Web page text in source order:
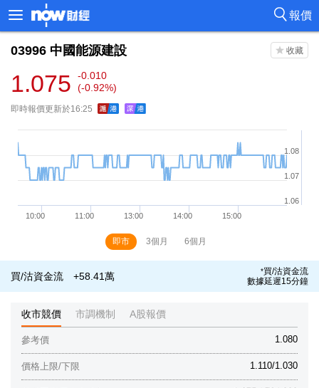
報價
03996 中國能源建設
1.075
-0.010
(-0.92%)
即時報價更新於16:25
即市 3個月 6個月
買/沽資金流 +58.41萬 *買/沽資金流
數據延遲15分鐘
收市競價 市調機制 A股報價
1.080
參考價
1.110/1.030
價格上限/下限